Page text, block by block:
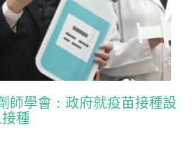
師學會：政府就疫苗接種設
種